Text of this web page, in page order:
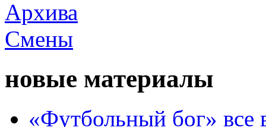
новые материалы
«Футбольный бог» все